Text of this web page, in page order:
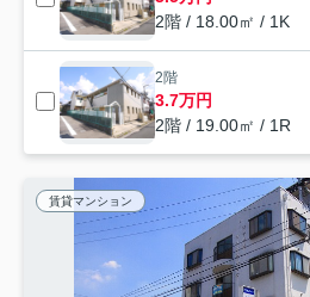
2階 / 18.00㎡ / 1K
2階
3.7万円
2階 / 19.00㎡ / 1R
賃貸マンション